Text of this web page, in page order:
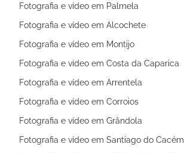
Fotografia e vídeo em Palmela
Fotografia e vídeo em Alcochete
Fotografia e vídeo em Montijo
Fotografia e vídeo em Costa da Caparica
Fotografia e vídeo em Arrentela
Fotografia e vídeo em Corroios
Fotografia e vídeo em Grândola
Fotografia e vídeo em Santiago do Cacém